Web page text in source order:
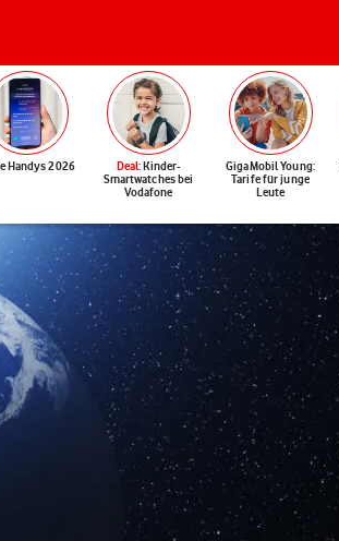
Handys 2026 Deal: Kinder-
Smartwatches bei
Vodafone
GigaMobil Young:
Tarife für junge
Leute